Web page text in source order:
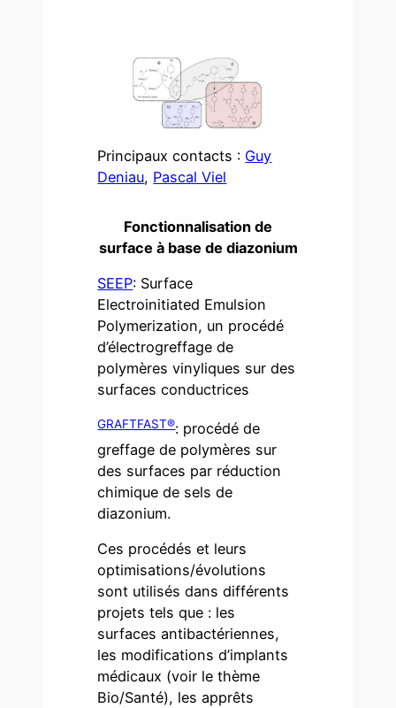
Principaux contacts : Guy
Deniau, Pascal Viel
Fonctionnalisation de
surface à base de diazonium
SEEP: Surface
Electroinitiated Emulsion
Polymerization, un procédé
d’électrogreffage de
polymères vinyliques sur des
surfaces conductrices
GRAFTFAST®: procédé de
greffage de polymères sur
des surfaces par réduction
chimique de sels de
diazonium.
Ces procédés et leurs
optimisations/évolutions
sont utilisés dans différents
projets tels que : les
surfaces antibactériennes,
les modifications d’implants
médicaux (voir le thème
Bio/Santé), les apprêts